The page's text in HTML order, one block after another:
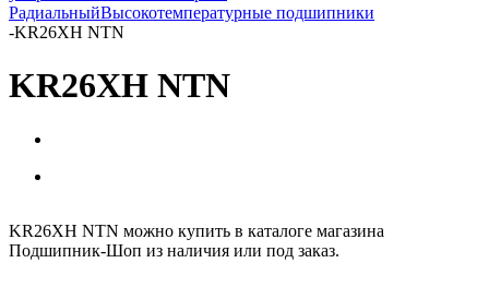
РадиальныйВысокотемпературные подшипники
-KR26XH NTN
KR26XH NTN
KR26XH NTN можно купить в каталоге магазина
Подшипник-Шоп из наличия или под заказ.